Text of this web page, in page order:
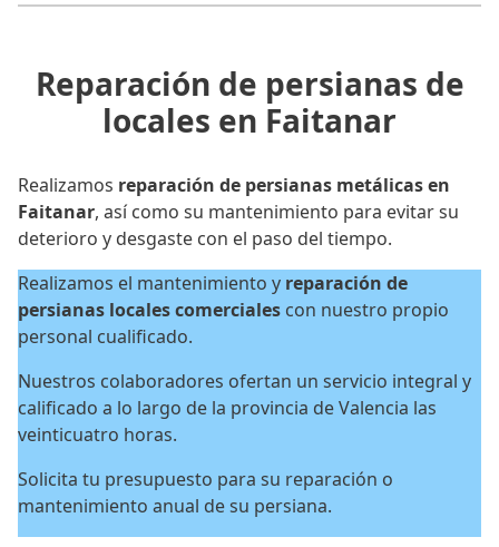
Reparación de persianas de
locales en Faitanar
Realizamos reparación de persianas metálicas en
Faitanar, así como su mantenimiento para evitar su
deterioro y desgaste con el paso del tiempo.
Realizamos el mantenimiento y reparación de
persianas localescomerciales con nuestro propio
personal cualificado.
Nuestros colaboradores ofertan un servicio integral y
calificado a lo largo de la provincia de Valencia las
veinticuatro horas.
Solicita tu presupuesto para su reparación o
mantenimiento anual de su persiana.